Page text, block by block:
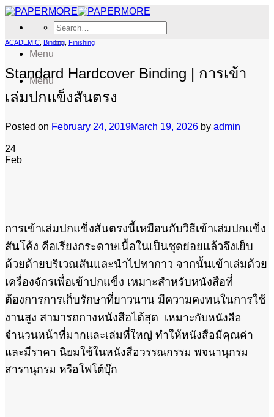
Skip
content
Search
for:
Menu
Menu
ACADEMIC Binding Finishing
Standard Hardcover Binding | การเข้า
เล่มปกแข็งสันตรง
Posted on February 24, 2019March 19, 2026 by admin
24
Feb
การเข้าเล่มปกแข็งสันตรงนี้เหมือนกับวิธีเข้าเล่มปกแข็ง
สันโค้ง คือเรียงกระดาษเนื้อในเป็นชุดย่อยแล้วจึงเย็บ
ด้วยด้ายบริเวณสันและนำไปทากาว จากนั้นเข้าเล่มด้วย
เครื่องจักรเพื่อเข้าปกแข็ง เหมาะสำหรับหนังสือที่
ต้องการการเก็บรักษาที่ยาวนาน มีความคงทนในการใช้
งานสูง สามารถกางหนังสือได้สุด เหมาะกับหนังสือ
จำนวนหน้าที่มากและเล่มที่ใหญ่ ทำให้หนังสือมีคุณค่า
และมีราคา นิยมใช้ในหนังสือวรรณกรรม พจนานุกรม
สารานุกรม หรือโฟโต้บุ๊ก